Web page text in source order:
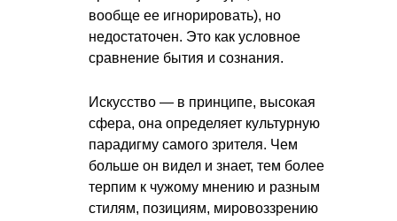
вообще ее игнорировать), но
недостаточен. Это как условное
сравнение бытия и сознания.
Искусство — в принципе, высокая
сфера, она определяет культурную
парадигму самого зрителя. Чем
больше он видел и знает, тем более
терпим к чужому мнению и разным
стилям, позициям, мировоззрению